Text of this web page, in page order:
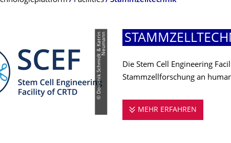
©
D
o
m
i
n
i
k
S
c
h
m
i
d
t
&
K
a
t
r
i
n
N
e
u
m
a
nn
Die Stem Cell Engineering
Stammzellforschung an
MEHR ERFAHREN